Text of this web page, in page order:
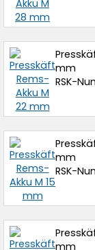
mm
RSK-
mm
RSK-
mm